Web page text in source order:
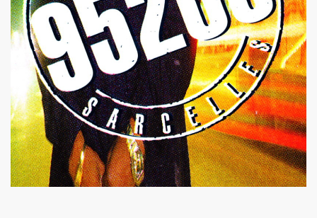
le 30 mai 2008.
et MARIE FRANCE le 20 fevrier 2008 au CENTRE
le 1er fevrier 2008 au BATACLAN (Paris).
(1982).
FIEVRE" de MARIE FRANCE par JEAN-WILLIAM
(disponibles depuis decembre 2009).
dans "TELERAMA" (16 decembre 2009).